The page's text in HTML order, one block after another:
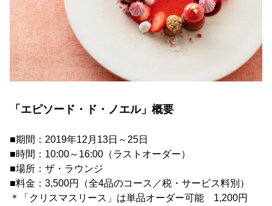
「エピソード・ド・ノエル」概要
■期間：2019年12月13日～25日
■時間：10:00～16:00（ラストオーダー）
■場所：ザ・ラウンジ
■料金：3,500円（全4品のコース／税・サービス料別）
＊「クリスマスリース」は単品オーダー可能 1,200円